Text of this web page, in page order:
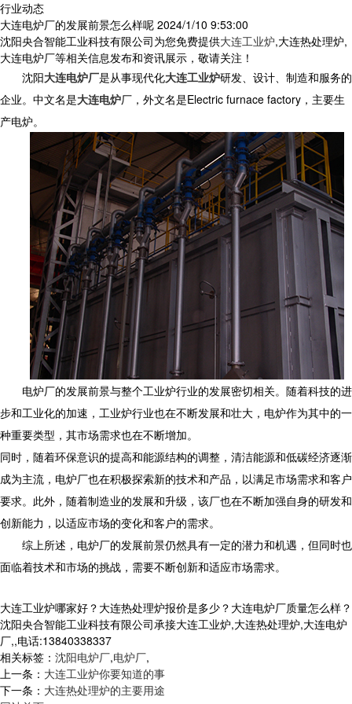
行业动态
大连电炉厂的发展前景怎么样呢 2024/1/10 9:53:00
沈阳央合智能工业科技有限公司为您免费提供大连工业炉,大连热处理炉,
大连电炉厂等相关信息发布和资讯展示，敬请关注！
沈阳大连电炉厂是从事现代化大连工业炉研发、设计、制造和服务的
企业。中文名是大连电炉厂，外文名是Electric furnace factory ，主要生
产电炉。
电炉厂的发展前景与整个工业炉行业的发展密切相关。随着科技的进
步和工业化的加速，工业炉行业也在不断发展和壮大，电炉作为其中的一
种重要类型，其市场需求也在不断增加。
同时，随着环保意识的提高和能源结构的调整，清洁能源和低碳经济逐渐
成为主流，电炉厂也在积极探索新的技术和产品，以满足市场需求和客户
要求。此外，随着制造业的发展和升级，该厂也在不断加强自身的研发和
创新能力，以适应市场的变化和客户的需求。
综上所述，电炉厂的发展前景仍然具有一定的潜力和机遇，但同时也
面临着技术和市场的挑战，需要不断创新和适应市场需求。
大连工业炉哪家好？大连热处理炉报价是多少？大连电炉厂质量怎么样？
沈阳央合智能工业科技有限公司承接大连工业炉,大连热处理炉,大连电炉
厂,,电话:13840338337
相关标签： 沈阳电炉厂,电炉厂,
上一条： 大连工业炉你要知道的事
下一条： 大连热处理炉的主要用途